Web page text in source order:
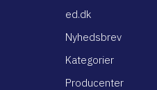
ed.dk
Nyhedsbrev
Kategorier
Producenter